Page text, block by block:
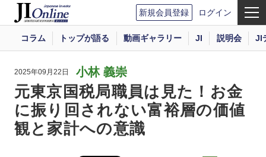
新規会員登録 ログイン
コラム トップが語る 動画ギャラリー JI 説明会 JI
2025年09月22日 小林 義崇
元東京国税局職員は見た！お金
に振り回されない富裕層の価値
観と家計への意識